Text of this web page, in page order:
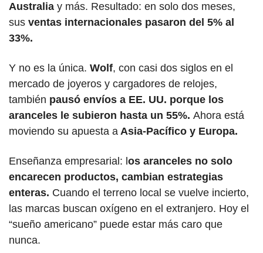
Australia y más. Resultado: en solo dos meses,
sus ventas internacionales pasaron del 5% al
33%.
Y no es la única. Wolf, con casi dos siglos en el
mercado de joyeros y cargadores de relojes,
también pausó envíos a EE. UU. porque los
aranceles le subieron hasta un 55%. Ahora está
moviendo su apuesta a Asia-Pacífico y Europa.
Enseñanza empresarial: l os aranceles no solo
encarecen productos, cambian estrategias
enteras. Cuando el terreno local se vuelve incierto,
las marcas buscan oxígeno en el extranjero. Hoy el
“sueño americano” puede estar más caro que
nunca.